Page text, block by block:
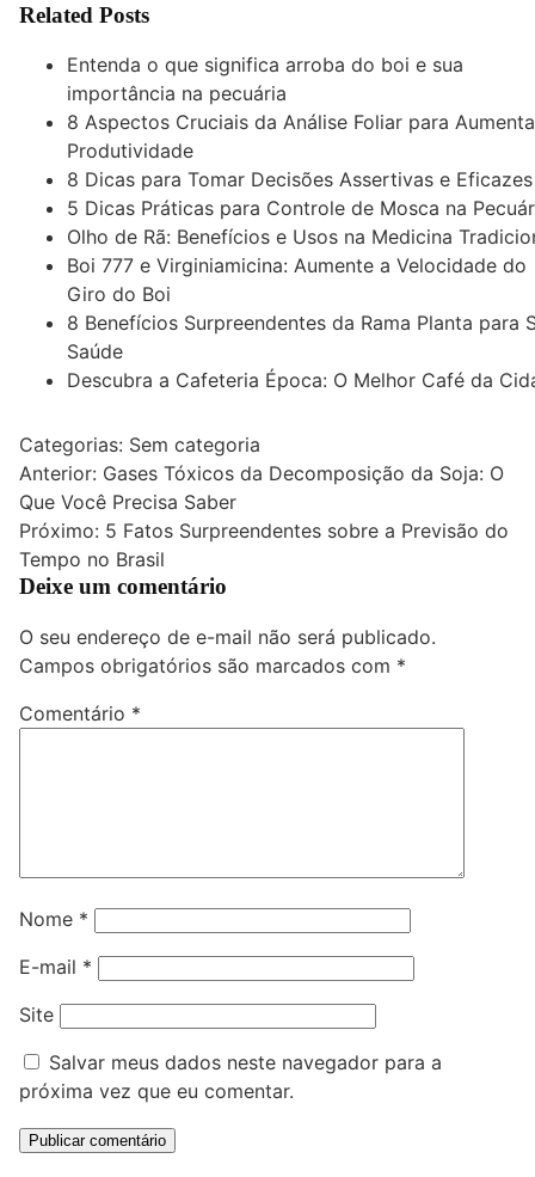
Related Posts
Entenda o que significa arroba do boi e sua
importância na pecuária
8 Aspectos Cruciais da Análise Foliar para
Produtividade
8 Dicas para Tomar Decisões Assertivas e Eficazes
5 Dicas Práticas para Controle de Mosca na
Olho de Rã: Benefícios e Usos na Medicina
Boi 777 e Virginiamicina: Aumente a Velocidade do
Giro do Boi
8 Benefícios Surpreendentes da Rama Planta para
Saúde
Descubra a Cafeteria Época: O Melhor Café da
Categorias: Sem categoria
Navegação
de
Post
Anterior: Gases Tóxicos da Decomposição da Soja: O
Que Você Precisa Saber
Próximo: 5 Fatos Surpreendentes sobre a Previsão do
Tempo no Brasil
Deixe um comentário
O seu endereço de e-mail não será publicado.
Campos obrigatórios são marcados com *
Comentário *
Nome *
E-mail *
Site
Salvar meus dados neste navegador para a
próxima vez que eu comentar.